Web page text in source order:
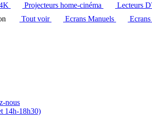
Projecteurs home-cinéma Lecteurs
Tout voir Ecrans Manuels
nous
14h-18h30)